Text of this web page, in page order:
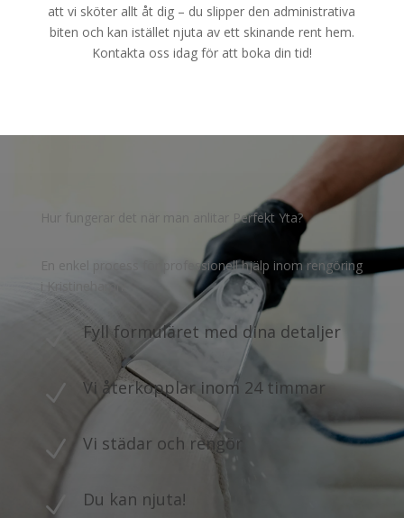
att vi sköter allt åt dig – du slipper den administrativa
biten och kan istället njuta av ett skinande rent hem.
Kontakta oss idag för att boka din tid!
Hur fungerar det när man anlitar Perfekt Yta?
En enkel process för professionell hjälp inom rengöring
Fyll formuläret med dina detaljer
N Vi återkopplar inom 24 timmar
N Vi städar och rengör
N Du kan njuta!